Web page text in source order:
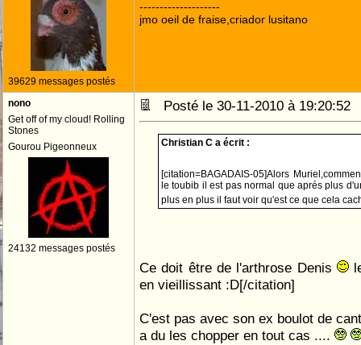
39629 messages postés
--------------------
jmo oeil de fraise,criador lusitano
nono
Get off of my cloud! Rolling
Stones
Gourou Pigeonneux
24132 messages postés
Posté le 30-11-2010 à
Christian C a écrit :
[citation=BAGADAIS-05]Alors
le toubib il est pas normal que aprés plus
plus en plus il faut voir qu'est ce que cela
Ce doit être de l'arthrose Denis
en vieillissant :D[/citation]
C'est pas avec son ex boulot de
a du les chopper en tout cas ....